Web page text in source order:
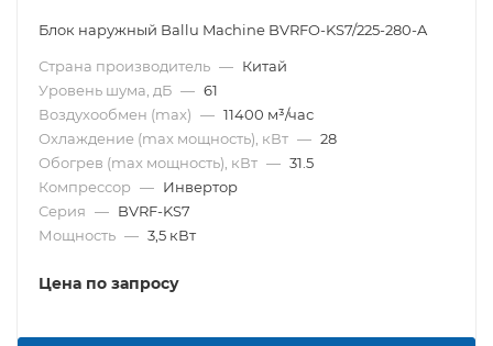
Блок наружный Ballu Machine BVRFO-KS7/225-280-A
Страна производитель — Китай
Уровень шума, дБ — 61
Воздухообмен (max) — 11400 м³/час
Охлаждение (max мощность), кВт — 28
Обогрев (max мощность), кВт — 31.5
Компрессор — Инвертор
Серия — BVRF-KS7
Мощность — 3,5 кВт
Цена по запросу